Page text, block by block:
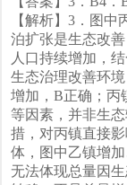
【解析】3．图
泊扩张是生态改
人口持续增加，
生态治理改善环
增加，B正确；丙
等因素，并非生
措，对丙镇直接
体，图中乙镇增
无法体现总量因